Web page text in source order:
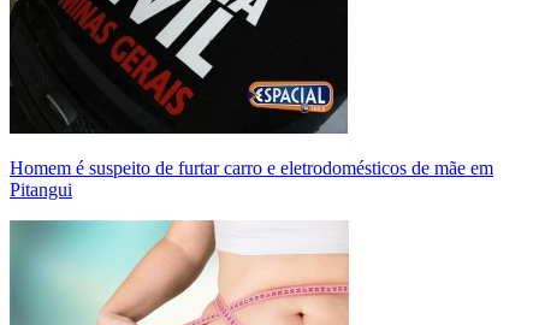
Homem é suspeito de furtar carro e eletrodomésticos de mãe em
Pitangui